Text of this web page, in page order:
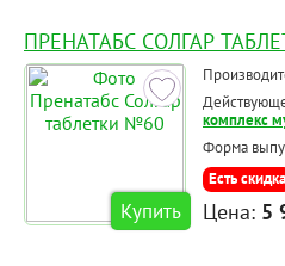
ПРЕНАТАБС СОЛГАР
Купить
комплекс
Форма
Есть скидка
Цена: 5